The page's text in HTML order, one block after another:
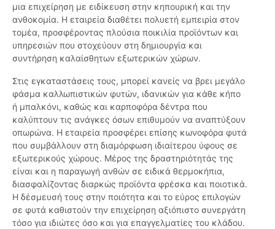
μια επιχείρηση με ειδίκευση στην κηπουρική και την
ανθοκομία. Η εταιρεία διαθέτει πολυετή εμπειρία στον
τομέα, προσφέροντας πλούσια ποικιλία προϊόντων και
υπηρεσιών που στοχεύουν στη δημιουργία και
συντήρηση καλαίσθητων εξωτερικών χώρων.
Στις εγκαταστάσεις τους, μπορεί κανείς να βρει μεγάλο
φάσμα καλλωπιστικών φυτών, ιδανικών για κάθε κήπο
ή μπαλκόνι, καθώς και καρποφόρα δέντρα που
καλύπτουν τις ανάγκες όσων επιθυμούν να αναπτύξουν
οπωρώνα. Η εταιρεία προσφέρει επίσης κωνοφόρα φυτά
που συμβάλλουν στη διαμόρφωση ιδιαίτερου ύφους σε
εξωτερικούς χώρους. Μέρος της δραστηριότητάς της
είναι και η παραγωγή ανθών σε ειδικά θερμοκήπια,
διασφαλίζοντας διαρκώς προϊόντα φρέσκα και ποιοτικά.
Η δέσμευσή τους στην ποιότητα και το εύρος επιλογών
σε φυτά καθιστούν την επιχείρηση αξιόπιστο συνεργάτη
τόσο για ιδιώτες όσο και για επαγγελματίες του κλάδου.